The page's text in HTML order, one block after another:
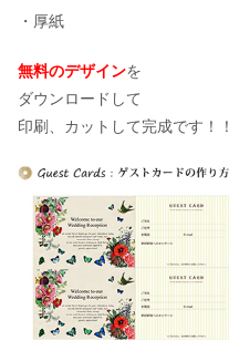
・厚紙
無料のデザインを
ダウンロードして
印刷、カットして完成です！！